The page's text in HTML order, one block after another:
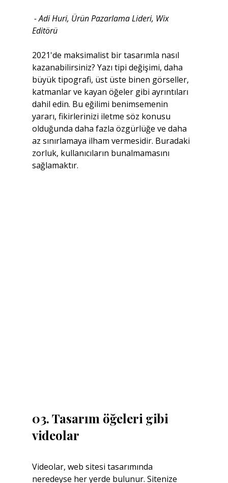
- Adi Huri, Ürün Pazarlama Lideri, Wix
Editörü
2021'de maksimalist bir tasarımla nasıl
kazanabilirsiniz? Yazı tipi değişimi, daha
büyük tipografi, üst üste binen görseller,
katmanlar ve kayan öğeler gibi ayrıntıları
dahil edin. Bu eğilimi benimsemenin
yararı, fikirlerinizi iletme söz konusu
olduğunda daha fazla özgürlüğe ve daha
az sınırlamaya ilham vermesidir. Buradaki
zorluk, kullanıcıların bunalmamasını
sağlamaktır.
03. Tasarım öğeleri gibi
videolar
Videolar, web sitesi tasarımında
neredeyse her yerde bulunur. Sitenize